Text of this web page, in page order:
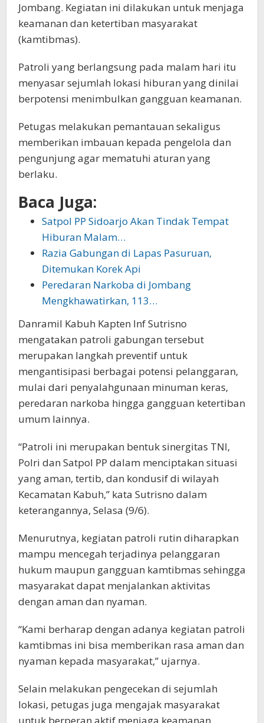
Jombang. Kegiatan ini dilakukan untuk menjaga
keamanan dan ketertiban masyarakat
(kamtibmas).
Patroli yang berlangsung pada malam hari itu
menyasar sejumlah lokasi hiburan yang dinilai
berpotensi menimbulkan gangguan keamanan.
Petugas melakukan pemantauan sekaligus
memberikan imbauan kepada pengelola dan
pengunjung agar mematuhi aturan yang
berlaku.
Baca Juga:
Satpol PP Sidoarjo Akan Tindak Tempat
Hiburan Malam…
Razia Gabungan di Lapas Pasuruan,
Ditemukan Korek Api
Peredaran Narkoba di Jombang
Mengkhawatirkan, 113…
Danramil Kabuh Kapten Inf Sutrisno
mengatakan patroli gabungan tersebut
merupakan langkah preventif untuk
mengantisipasi berbagai potensi pelanggaran,
mulai dari penyalahgunaan minuman keras,
peredaran narkoba hingga gangguan ketertiban
umum lainnya.
“Patroli ini merupakan bentuk sinergitas TNI,
Polri dan Satpol PP dalam menciptakan situasi
yang aman, tertib, dan kondusif di wilayah
Kecamatan Kabuh,” kata Sutrisno dalam
keterangannya, Selasa (9/6).
Menurutnya, kegiatan patroli rutin diharapkan
mampu mencegah terjadinya pelanggaran
hukum maupun gangguan kamtibmas sehingga
masyarakat dapat menjalankan aktivitas
dengan aman dan nyaman.
“Kami berharap dengan adanya kegiatan patroli
kamtibmas ini bisa memberikan rasa aman dan
nyaman kepada masyarakat,” ujarnya.
Selain melakukan pengecekan di sejumlah
lokasi, petugas juga mengajak masyarakat